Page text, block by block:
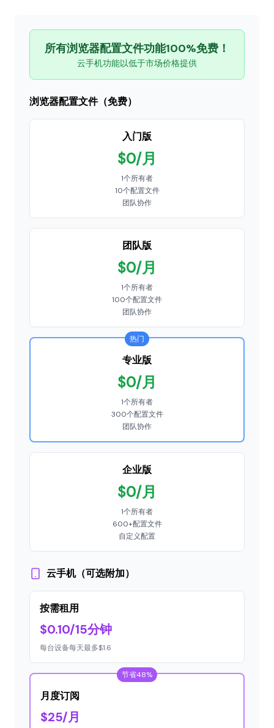
所有浏览器配置文件功能100%免费！
云手机功能以低于市场价格提供
浏览器配置文件（免费）
入门版
$0/月
1个所有者
10个配置文件
团队协作
团队版
$0/月
1个所有者
100个配置文件
团队协作
热门
专业版
$0/月
1个所有者
300个配置文件
团队协作
企业版
$0/月
1个所有者
600+配置文件
自定义配置
云手机（可选附加）
按需租用
$0.10/15分钟
每台设备每天最多$1.6
节省48%
月度订阅
$25/月